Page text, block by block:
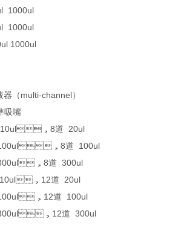
1000ul
1000ul
1000ul
（multi-channel）
吸嘴
10ul，8道 20ul
，8道 100ul
，8道 300ul
，12道 20ul
，12道 100ul
，12道 300ul